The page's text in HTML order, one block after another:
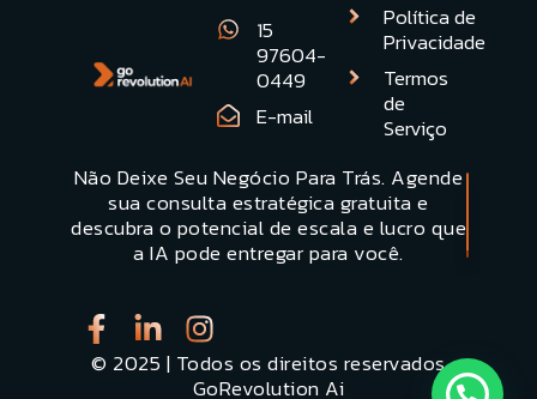
15
97604-
0449
E-mail
Política de
Privacidade
Termos
de
Serviço
Não Deixe Seu Negócio Para Trás. Agende
sua consulta estratégica gratuita e
descubra o potencial de escala e lucro que
a IA pode entregar para você.
Quero uma
Demonstracão
© 2025 | Todos os direitos reservados
GoRevolution Ai